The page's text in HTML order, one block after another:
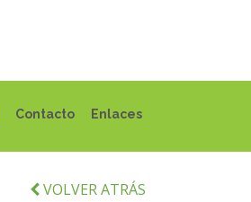
Contacto Enlaces
VOLVER ATRÁS